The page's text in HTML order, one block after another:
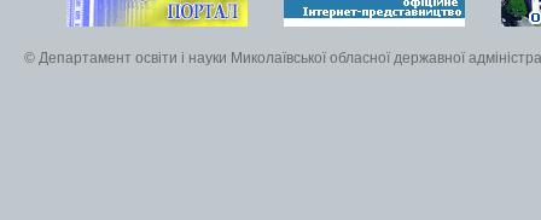
© Департамент освіти і науки Миколаївської обласної державної